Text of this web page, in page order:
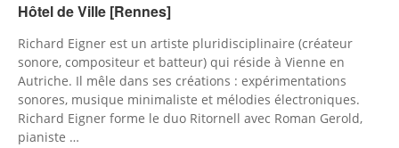
Hôtel de Ville [Rennes]
Richard Eigner est un artiste pluridisciplinaire (créateur
sonore, compositeur et batteur) qui réside à Vienne en
Autriche. Il mêle dans ses créations : expérimentations
sonores, musique minimaliste et mélodies électroniques.
Richard Eigner forme le duo Ritornell avec Roman Gerold,
pianiste …